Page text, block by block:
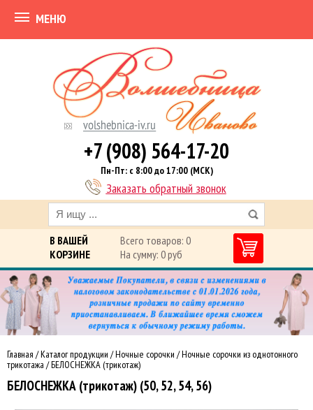
МЕНЮ
+7 (908) 564-17-20
Пн-Пт: с 8:00 до 17:00 (МСК)
Заказать обратный звонок
В ВАШЕЙ
КОРЗИНЕ
Всего товаров: 0
На сумму: 0 руб
Главная /Каталог продукции /Ночные сорочки /Ночные сорочки из однотонного
трикотажа /БЕЛОСНЕЖКА (трикотаж)
БЕЛОСНЕЖКА (трикотаж) (50, 52, 54, 56)